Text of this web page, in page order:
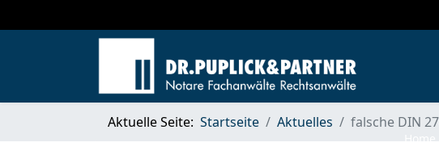
Aktuelle Seite: Startseite Aktuelles falsche DIN